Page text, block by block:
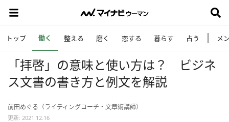
トップ 働く 整える 磨く 恋する 暮らす 占う メ
「拝啓」の意味と使い方は？ ビジネ
ス文書の書き方と例文を解説
前田めぐる（ライティングコーチ・文章術講師）
更新: 2021.12.16